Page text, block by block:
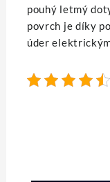
pouhý letmý
povrch je díky
úder